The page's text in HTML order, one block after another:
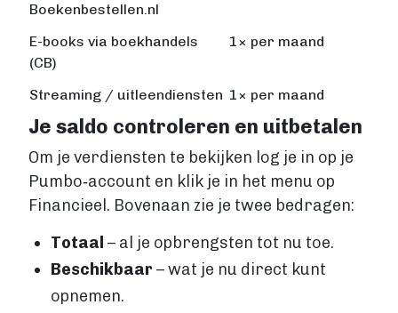
Boekenbestellen.nl
E-books via boekhandels
(CB)
1× per maand
Streaming / uitleendiensten 1× per maand
Je saldo controleren en uitbetalen
Om je verdiensten te bekijken log je in op je
Pumbo‑account en klik je in het menu op
Financieel. Bovenaan zie je twee bedragen:
Totaal – al je opbrengsten tot nu toe.
Beschikbaar– wat je nu direct kunt
opnemen.